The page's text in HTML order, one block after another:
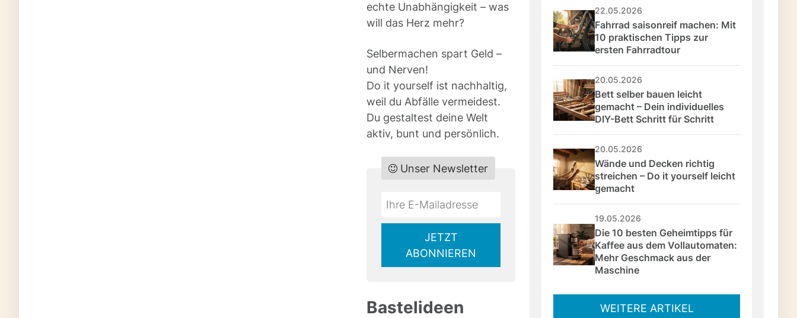
echte Unabhängigkeit – was
will das Herz mehr?
Selbermachen spart Geld –
und Nerven!
Do it yourself ist nachhaltig,
weil du Abfälle vermeidest.
Du gestaltest deine Welt
aktiv, bunt und persönlich.
Do
Unser Newsletter
*Ihre
Mailadresse:
JETZT
ABONNIEREN
Bastelideen
22.05.2026
Fahrrad saisonreif machen: Mit
10 praktischen Tipps zur
ersten Fahrradtour
20.05.2026
Bett selber bauen leicht
gemacht – Dein individuelles
DIY-Bett Schritt für Schritt
20.05.2026
Wände und Decken richtig
streichen – Do it yourself leicht
gemacht
19.05.2026
Die 10 besten Geheimtipps für
Kaffee aus dem Vollautomaten:
Mehr Geschmack aus der
Maschine
WEITERE ARTIKEL